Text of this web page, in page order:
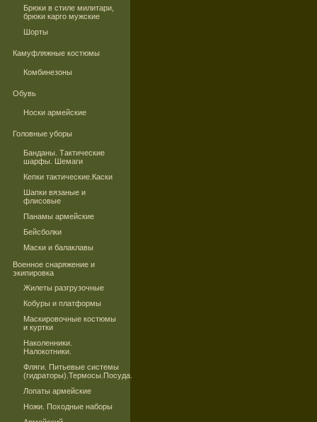
Брюки в стиле милитари,
брюки карго мужские
Шорты
Камуфляжные костюмы
Комбинезоны
Обувь
Носки армейские
Головные уборы
Банданы. Тактические
шарфы. Шемаги
Кепки тактические.Каски
Шапки вязаные и
флисовые
Панамы армейские
Бейсболки
Маски и балаклавы
Военное снаряжение и
экипировка
Жилеты разгрузочные
Кобуры и платформы
Маскировочные костюмы
и куртки
Наколенники.
Налокотники.
Фляги. Питьевые системы
(гидраторы).Термосы.Посуда.
Лопаты армейские
Ножи. Походные наборы